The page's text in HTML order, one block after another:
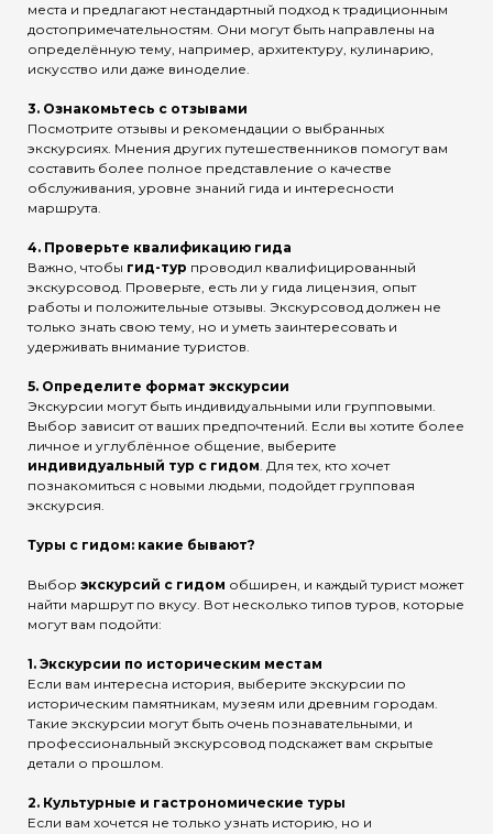
места и предлагают нестандартный подход к традиционным
достопримечательностям. Они могут быть направлены на
определённую тему, например, архитектуру, кулинарию,
искусство или даже виноделие.
3. Ознакомьтесь с отзывами
Посмотрите отзывы и рекомендации о выбранных
экскурсиях. Мнения других путешественников помогут вам
составить более полное представление о качестве
обслуживания, уровне знаний гида и интересности
маршрута.
4. Проверьте квалификацию гида
Важно, чтобы гид-тур проводил квалифицированный
экскурсовод. Проверьте, есть ли у гида лицензия, опыт
работы и положительные отзывы. Экскурсовод должен не
только знать свою тему, но и уметь заинтересовать и
удерживать внимание туристов.
5. Определите формат экскурсии
Экскурсии могут быть индивидуальными или групповыми.
Выбор зависит от ваших предпочтений. Если вы хотите более
личное и углублённое общение, выберите
индивидуальный тур с гидом. Для тех, кто хочет
познакомиться с новыми людьми, подойдет групповая
экскурсия.
Туры с гидом: какие бывают?
Выбор экскурсий с гидом обширен, и каждый турист может
найти маршрут по вкусу. Вот несколько типов туров, которые
могут вам подойти:
1. Экскурсии по историческим местам
Если вам интересна история, выберите экскурсии по
историческим памятникам, музеям или древним городам.
Такие экскурсии могут быть очень познавательными, и
профессиональный экскурсовод подскажет вам скрытые
детали о прошлом.
2. Культурные и гастрономические туры
Если вам хочется не только узнать историю, но и